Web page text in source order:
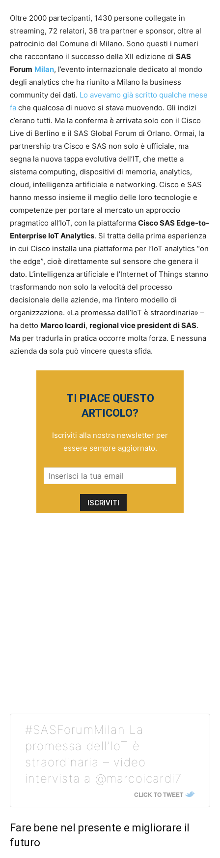
Oltre 2000 partecipanti, 1430 persone collegate in
streaming, 72 relatori, 38 tra partner e sponsor, oltre al
patrocinio del Comune di Milano. Sono questi i numeri
che raccontano il successo della XII edizione di SAS
Forum Milan, l’evento internazionale dedicato al mondo
degli analytics che ha riunito a Milano la business
community dei dati. Lo avevamo già scritto qualche mese
fa che qualcosa di nuovo si stava muovendo. Gli indizi
c’erano tutti. Ma la conferma è arrivata solo con il Cisco
Live di Berlino e il SAS Global Forum di Orlano. Ormai, la
partnership tra Cisco e SAS non solo è ufficiale, ma
segna la nuova tappa evolutiva dell’IT, che mette a
sistema computing, dispositivi di memoria, analytics,
cloud, intelligenza artificiale e networking. Cisco e SAS
hanno messo insieme il meglio delle loro tecnologie e
competenze per portare al mercato un approccio
pragmatico all’IoT, con la piattaforma Cisco SAS Edge-to-
Enterprise IoT Analytics. Si tratta della prima esperienza
in cui Cisco installa una piattaforma per l’IoT analytics “on
the edge”, cioè direttamente sul sensore che genera il
dato. L’intelligenza artificiale e l’Internet of Things stanno
trasformando non solo la velocità del processo
decisionale delle aziende, ma l’intero modello di
organizzazione. «La promessa dell’IoT è straordinaria» –
ha detto Marco Icardi, regional vice president di SAS.
Ma per tradurla in pratica occorre molta forza. E nessuna
azienda da sola può vincere questa sfida.
TI PIACE QUESTO
ARTICOLO?
Iscriviti alla nostra newsletter per
essere sempre aggiornato.
#SASForumMilan La
promessa dell’IoT è
straordinaria – video
intervista a @marcoicardi7
CLICK TO TWEET
Fare bene nel presente e migliorare il
futuro